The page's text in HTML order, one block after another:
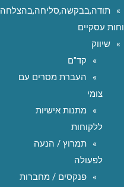
תודה,בבקשה,סליחה,בהצלחה
עסקיים
שיווק
קד"ם
העברת מסרים עם
צומי
מתנות אישיות
ללקוחות
תמרוץ / הנעה
לפעולה
פנקסים / מחברות